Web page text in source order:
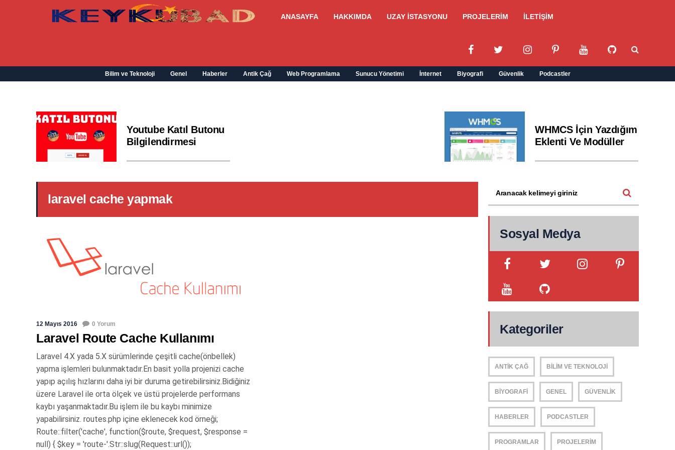
ANASAYFA HAKKIMDA UZAY İSTASYONU PROJELERİM İLETİŞİM
Bilim ve Teknoloji Genel Haberler Antik Çağ Web Programlama Sunucu Yönetimi İnternet Biyografi Güvenlik Podcastler
Youtube Katıl Butonu
Bilgilendirmesi
WHMCS İçin Yazdığım
Eklenti Ve Modüller
laravel cache yapmak
12 Mayıs 2016 0 Yorum
Laravel Route Cache Kullanımı
Laravel 4.X yada 5.X sürümlerinde çeşitli cache(önbellek)
yapma işlemleri bulunmaktadır.En basit yolla projenizi cache
yapıp açılış hızlarını daha iyi bir duruma getirebilirsiniz.Bidiğiniz
üzere Laravel ile orta ölçek ve üstü projelerde performans
kaybı yaşanmaktadır.Bu işlem ile bu kaybı minimize
yapabilirsiniz. routes.php içine eklenecek kod örneği;
Route::filter('cache', function($route, $request, $response =
null) { $key = 'route-'.Str::slug(Request::url());
Sosyal Medya
Kategoriler
ANTIK ÇAĞ BILIM VE TEKNOLOJI
BIYOGRAFI GENEL GÜVENLIK
HABERLER PODCASTLER
PROGRAMLAR PROJELERIM